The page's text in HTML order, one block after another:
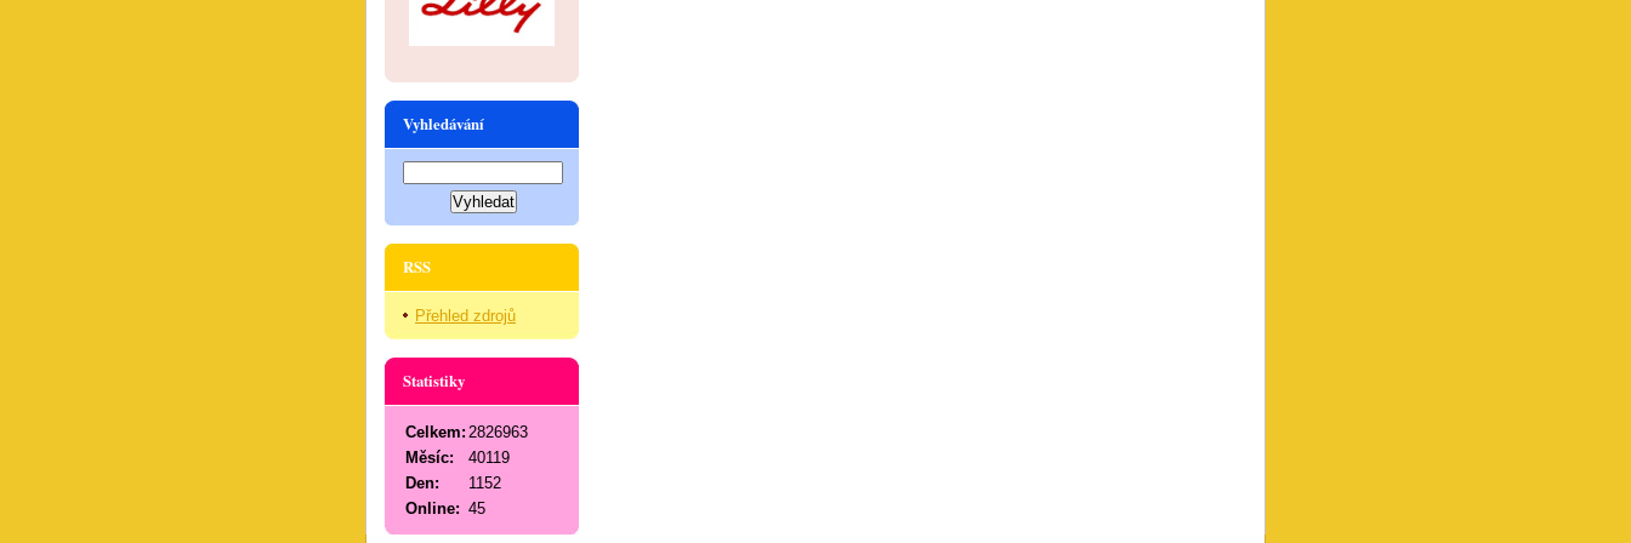
Vyhledávání
RSS
Přehled zdrojů
Statistiky
Online: 45
Celkem: 2826963
Měsíc:
40119
Den:
1152